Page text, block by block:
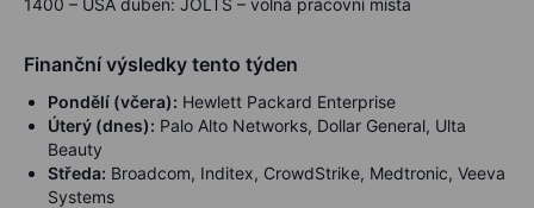
1400 – USA duben: JOLTS – volná pracovní místa
Finanční výsledky tento týden
Pondělí (včera): Hewlett Packard Enterprise
Úterý (dnes): Palo Alto Networks, Dollar General, Ulta
Beauty
Středa: Broadcom, Inditex, CrowdStrike, Medtronic, Veeva
Systems